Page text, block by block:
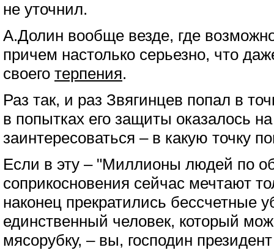
не уточнил.
А.Долин вообще везде, где
причем настолько серьезно, что
своего терпения.
Раз так, и раз Звягинцев попал в
в попытках его защиты оказалось
заинтересоваться – в какую точку
Если в эту – "Миллионы людей по
соприкосновения сейчас мечтают
наконец прекратились бессчетные
единственный человек, который
мясорубку, – вы, господин